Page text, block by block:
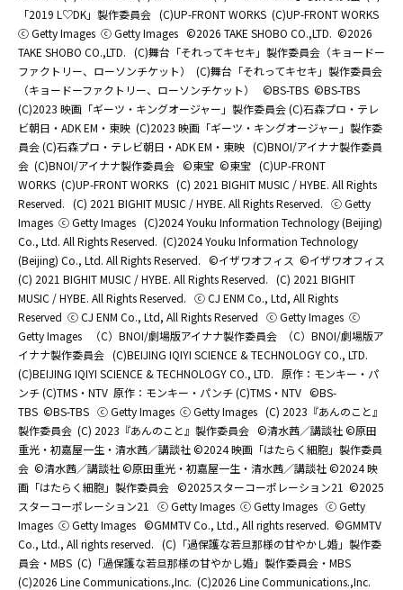
「2019 L♡DK」製作委員会 (C)UP-FRONT WORKS (C)UP-FRONT WORKS
ⓒ Getty Images ⓒ Getty Images ©2026 TAKE SHOBO CO.,LTD. ©2026
TAKE SHOBO CO.,LTD. (C)舞台「それってキセキ」製作委員会（キョードー
ファクトリー、ローソンチケット）
(C)舞台「それってキセキ」製作委員会
（キョードーファクトリー、ローソンチケット）
©BS-TBS ©BS-TBS
(C)2023 映画「ギーツ・キングオージャー」製作委員会 (C)石森プロ・テレ
ビ朝日・ADK EM・東映 (C)2023 映画「ギーツ・キングオージャー」製作委
員会 (C)石森プロ・テレビ朝日・ADK EM・東映 (C)BNOI/アイナナ製作委員
会 (C)BNOI/アイナナ製作委員会 ©東宝 ©東宝 (C)UP-FRONT
WORKS (C)UP-FRONT WORKS (C) 2021 BIGHIT MUSIC / HYBE. All Rights
Reserved. (C) 2021 BIGHIT MUSIC / HYBE. All Rights Reserved. ⓒ Getty
Images ⓒ Getty Images (C)2024 Youku Information Technology (Beijing)
Co., Ltd. All Rights Reserved. (C)2024 Youku Information Technology
(Beijing) Co., Ltd. All Rights Reserved. ©イザワオフィス ©イザワオフィス
(C) 2021 BIGHIT MUSIC / HYBE. All Rights Reserved. (C) 2021 BIGHIT
MUSIC / HYBE. All Rights Reserved. ⓒ CJ ENM Co., Ltd, All Rights
Reserved ⓒ CJ ENM Co., Ltd, All Rights Reserved ⓒ Getty Images ⓒ
Getty Images
（C）BNOI/劇場版アイナナ製作委員会
（C）BNOI/劇場版ア
イナナ製作委員会 (C)BEIJING IQIYI SCIENCE & TECHNOLOGY CO., LTD.
(C)BEIJING IQIYI SCIENCE & TECHNOLOGY CO., LTD.
原作：モンキー・パ
ンチ (C)TMS・NTV 原作：モンキー・パンチ (C)TMS・NTV ©BS-
TBS ©BS-TBS ⓒ Getty Images ⓒ Getty Images (C) 2023『あんのこと』
製作委員会 (C) 2023『あんのこと』製作委員会 ©清水茜／講談社 ©原田
重光・初嘉屋一生・清水茜／講談社 ©2024 映画「はたらく細胞」製作委員
会 ©清水茜／講談社 ©原田重光・初嘉屋一生・清水茜／講談社 ©2024 映
画「はたらく細胞」製作委員会 ©2025スターコーポレーション21 ©2025
スターコーポレーション21
ⓒ Getty Images ⓒ Getty Images ⓒ Getty
Images ⓒ Getty Images ©GMMTV Co., Ltd., All rights reserved. ©GMMTV
Co., Ltd., All rights reserved. (C)「過保護な若旦那様の甘やかし婚」製作委
員会・MBS (C)「過保護な若旦那様の甘やかし婚」製作委員会・MBS
(C)2026 Line Communications.,Inc. (C)2026 Line Communications.,Inc.